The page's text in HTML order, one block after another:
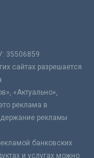
35506859
сайтах разрешается
«Актуально»,
реклама в
рекламы
банковских
и услугах можно